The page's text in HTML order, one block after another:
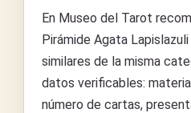
En Museo del Tarot
Pirámide Agata
similares de la misma
datos verificables:
número de cartas,